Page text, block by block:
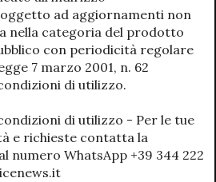
ad aggiornamenti non
nella categoria del prodotto
con periodicità regolare
7 marzo 2001, n. 62
di utilizzo.
di utilizzo - Per le tue
e richieste contatta la
numero WhatsApp +39 344 222